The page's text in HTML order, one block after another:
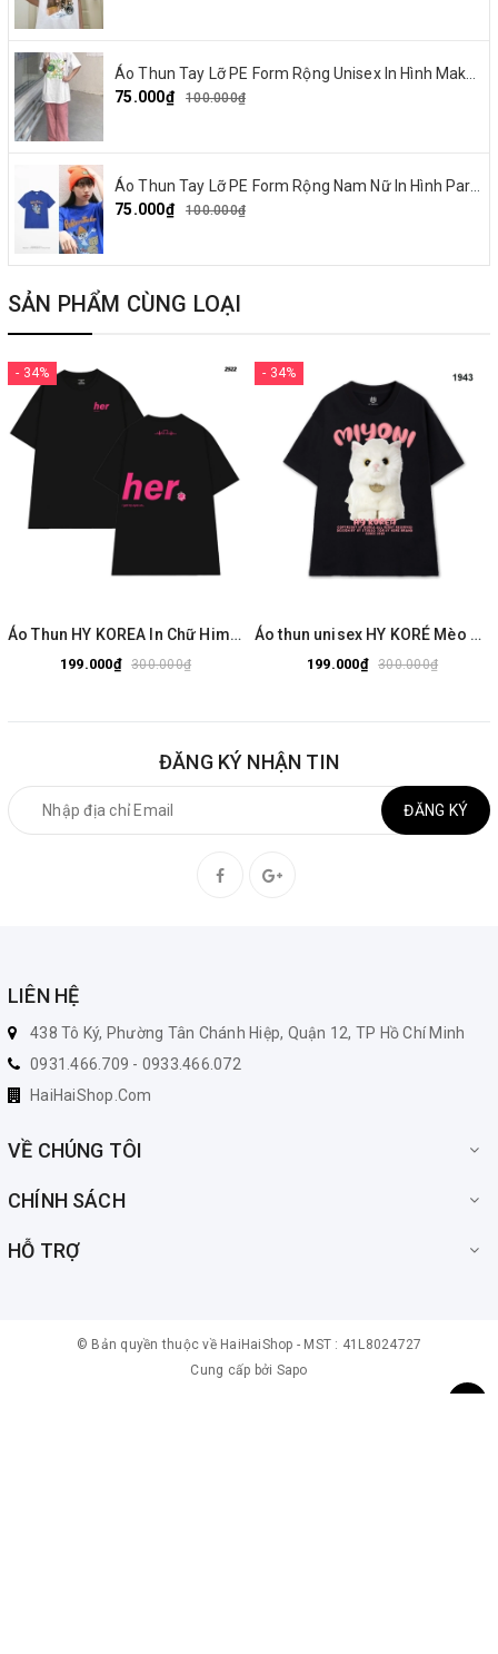
75.000₫
100.000₫
75.000₫
100.000₫
SẢN PHẨM CÙNG LOẠI
- 34%
Áo Thun HY KOREA In Chữ Him Her Cotton 100% Co giãn 2 Chiều Phom Unisex Oversize 2522
199.000₫ 300.000₫
- 34%
Áo thun unisex HY KORÉ Mèo Miyoni 1943 tay lỡ form rộng dễ thương Vải cotton 100%
199.000₫ 300.000₫
ĐĂNG KÝ NHẬN TIN
ĐĂNG KÝ
LIÊN HỆ
438 Tô Ký, Phường Tân Chánh Hiệp, Quận 12, TP Hồ Chí Minh
0931.466.709 - 0933.466.072
HaiHaiShop.Com
VỀ CHÚNG TÔI
CHÍNH SÁCH
HỖ TRỢ
© Bản quyền thuộc về HaiHaiShop - MST : 41L8024727
Cung cấp bởi Sapo